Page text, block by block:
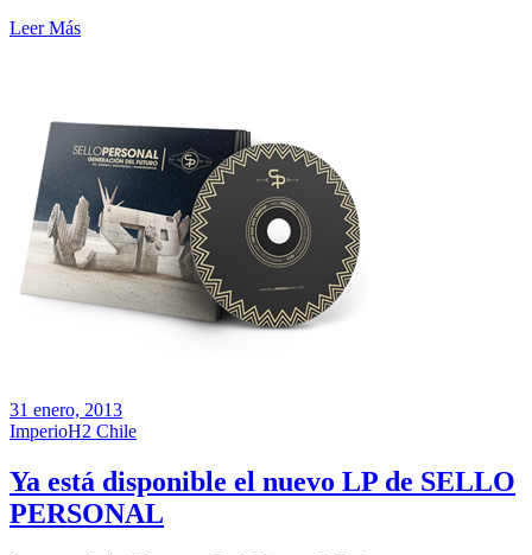
Leer Más
31 enero, 2013
ImperioH2 Chile
Ya está disponible el nuevo LP de SELLO
PERSONAL